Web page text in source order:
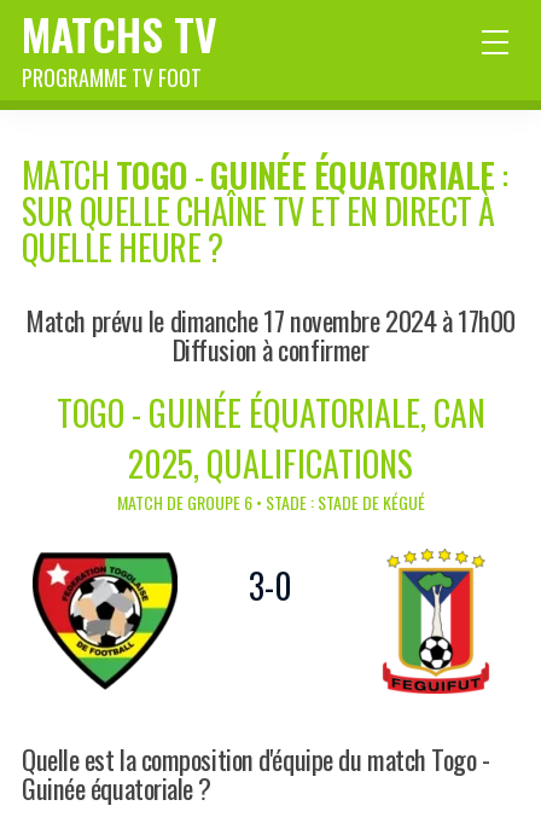
MATCHS TV
PROGRAMME TV FOOT
MATCHTOGO-GUINÉE ÉQUATORIALE:
SUR QUELLE CHAÎNE TV ET EN DIRECT À
QUELLE HEURE ?
Match prévu le dimanche 17 novembre 2024 à 17h00
Diffusion à confirmer
TOGO - GUINÉE ÉQUATORIALE, CAN
2025, QUALIFICATIONS
MATCH DE GROUPE 6 • STADE : STADE DE KÉGUÉ
3-0
Quelle est la composition d'équipe du match Togo -
Guinée équatoriale ?